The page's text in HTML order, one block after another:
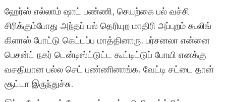
ஹேர்ஸ் எல்லாம் ஷாட் பண்ணி, செயற்கை பல் வச்சி
சிரிக்கும்போது அந்தப் பல் தெரியுற மாதிரி அப்புறம் கூலிங்
கிளாஸ் போட்டு கெட்டப்ப மாத்தினாரு. பர்சனலா என்னை
பெசன்ட் நகர் டென்டிஸ்ட்டுட்ட கூட்டிட்டுப் போயி எனக்கு
வசதியான பல்ல செட் பண்ணினாங்க. வேட்டி சட்டை தான்
சூட்டா இருந்துச்சு.